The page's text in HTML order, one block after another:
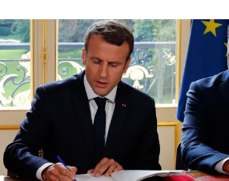
sport
berlin
nord
wahrheit
verlag